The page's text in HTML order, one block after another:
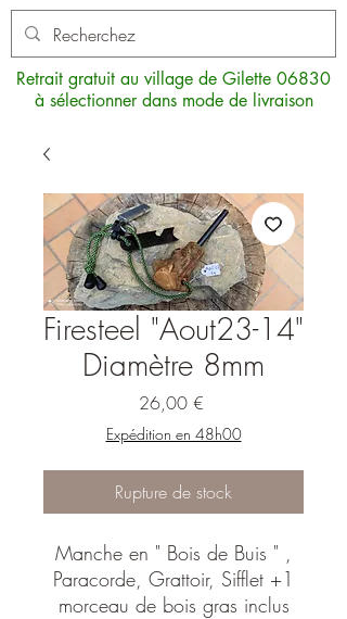
Retrait gratuit au village de Gilette 06830
à sélectionner dans mode de livraison
Firesteel "Aout23-14"
Diamètre 8mm
26,00 €Prix
Expédition en 48h00
Rupture de stock
Manche en " Bois de Buis " ,
Paracorde, Grattoir, Sifflet +1
morceau de bois gras inclus